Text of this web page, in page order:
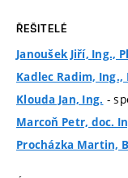
ŘEŠITELÉ
Janoušek Jiří, Ing.,
Kadlec Radim, Ing.,
Klouda Jan, Ing. -
Marcoň Petr, doc.
Procházka Martin,